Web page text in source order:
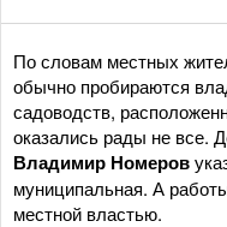
По словам местных
обычно пробираются
садоводств,
оказались рады не все.
Владимир Номеров
муниципальная. А
местной властью.